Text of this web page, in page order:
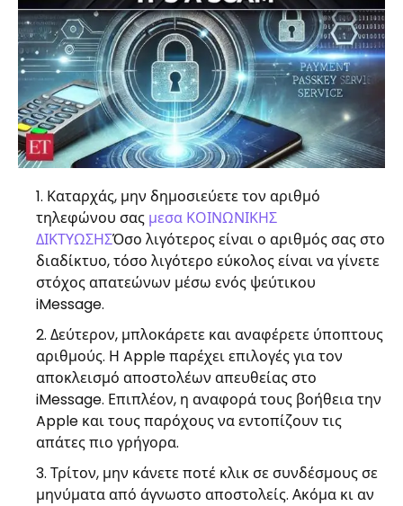
Καταρχάς, μην δημοσιεύετε τον αριθμό
τηλεφώνου σας μεσα ΚΟΙΝΩΝΙΚΗΣ
ΔΙΚΤΥΩΣΗΣΌσο λιγότερος είναι ο αριθμός σας στο
διαδίκτυο, τόσο λιγότερο εύκολος είναι να γίνετε
στόχος απατεώνων μέσω ενός ψεύτικου
iMessage.
Δεύτερον, μπλοκάρετε και αναφέρετε ύποπτους
αριθμούς. Η Apple παρέχει επιλογές για τον
αποκλεισμό αποστολέων απευθείας στο
iMessage. Επιπλέον, η αναφορά τους βοήθεια την
Apple και τους παρόχους να εντοπίζουν τις
απάτες πιο γρήγορα.
Τρίτον, μην κάνετε ποτέ κλικ σε συνδέσμους σε
μηνύματα από άγνωστο αποστολείς. Ακόμα κι αν